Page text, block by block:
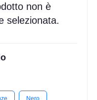
non è
selezionata.